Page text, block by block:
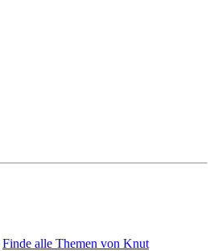
Finde alle Themen von Knut